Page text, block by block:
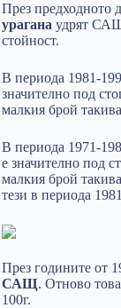
През предходното
урагана удрят
стойност.
В периода 1981-
значително под
малкия брой
В периода 1971-
е значително под
малкия брой
тези в периода
През годините от
САЩ. Отново
100г.